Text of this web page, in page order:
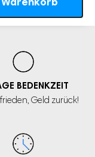
und sichere
Kopfschutz
Welt zu
sich auf seine
können. Ein
Schritte
BEDENKZEIT
Geld zurück!